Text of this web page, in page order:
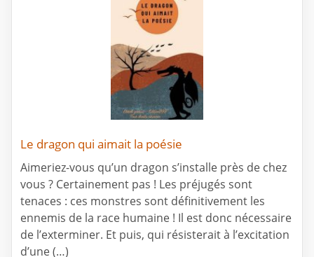
Le dragon qui aimait la poésie
Aimeriez-vous qu’un dragon s’installe près de chez
vous ? Certainement pas ! Les préjugés sont
tenaces : ces monstres sont définitivement les
ennemis de la race humaine ! Il est donc nécessaire
de l’exterminer. Et puis, qui résisterait à l’excitation
d’une (…)